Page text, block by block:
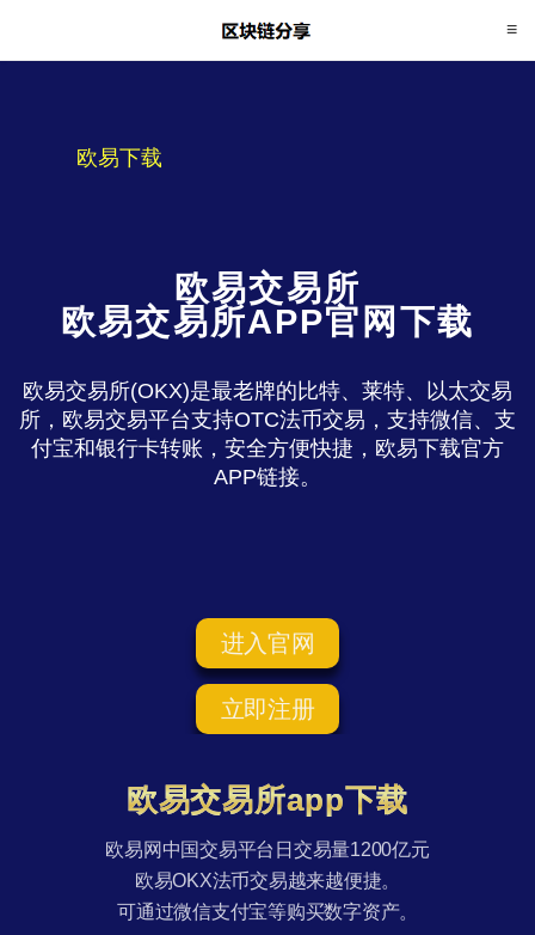
欧易下载
欧易交易所
欧易交易所APP官网下载
欧易交易所(OKX)是最老牌的比特、莱特、以太交易
所，欧易交易平台支持OTC法币交易，支持微信、支
付宝和银行卡转账，安全方便快捷，欧易下载官方
APP链接。
进入官网
立即注册
欧易交易所app下载
欧易网中国交易平台日交易量1200亿元
欧易OKX法币交易越来越便捷。
可通过微信支付宝等购买数字资产。